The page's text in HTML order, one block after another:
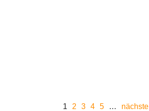
1 2 3 4 5 … nächste